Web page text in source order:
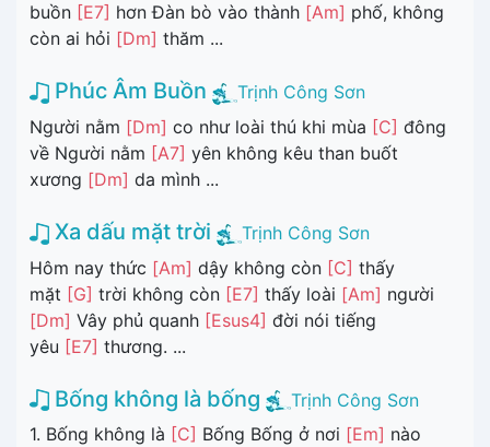
buồn [E7] hơn Đàn bò vào thành [Am] phố, không
còn ai hỏi [Dm] thăm ...
Phúc Âm Buồn
Trịnh Công Sơn
Người nằm [Dm] co như loài thú khi mùa [C] đông
về Người nằm [A7] yên không kêu than buốt
xương [Dm] da mình ...
Xa dấu mặt trời
Trịnh Công Sơn
Hôm nay thức [Am] dậy không còn [C] thấy
mặt [G] trời không còn [E7] thấy loài [Am] người
[Dm] Vây phủ quanh [Esus4] đời nói tiếng
yêu [E7] thương. ...
Bống không là bống
Trịnh Công Sơn
1. Bống không là [C] Bống Bống ở nơi [Em] nào